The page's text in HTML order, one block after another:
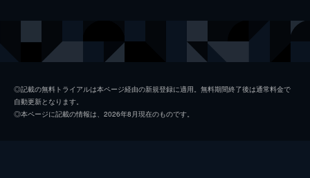
ドリス・クレイン
◎記載の無料トライアルは本ページ経由の新規登録に適用。無料期間終了後は通常料金で
自動更新となります。
◎本ページに記載の情報は、2026年8月現在のものです。